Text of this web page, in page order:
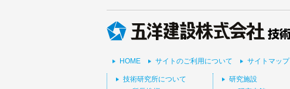
HOME サイトのご利用について サイトマップ
技術研究所について
研究施設